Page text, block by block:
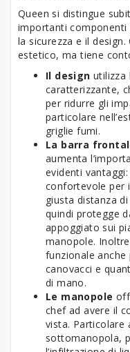
Queen si distingue
importanti componenti
la sicurezza e il
estetico, ma tiene
Il design utilizza
caratterizzante,
per ridurre gli
particolare
griglie fumi.
La barra
aumenta
evidenti
confortevole per
giusta distanza
quindi protegge
appoggiato sui
manopole.
funzionale anche
canovacci e
di mano.
Le manopole
chef ad avere il
vista. Particolare
sottomanopola,